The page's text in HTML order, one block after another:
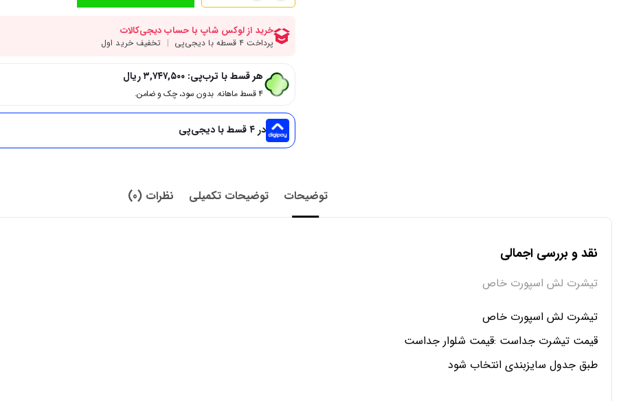
هر قسط با ترب‌پی: ۳,۷۴۷,۵۰۰ریال
۴ قسط ماهانه. بدون سود، چک و ضامن.
در ۴ قسط با دیجی‌پی
توضیحات توضیحات تکمیلی نظرات (0)
نقد و بررسی اجمالی
تیشرت لش اسپورت خاص
تیشرت لش اسپورت خاص
قیمت تیشرت جداست :قیمت شلوار جداست
طبق جدول سایزبندی انتخاب شود